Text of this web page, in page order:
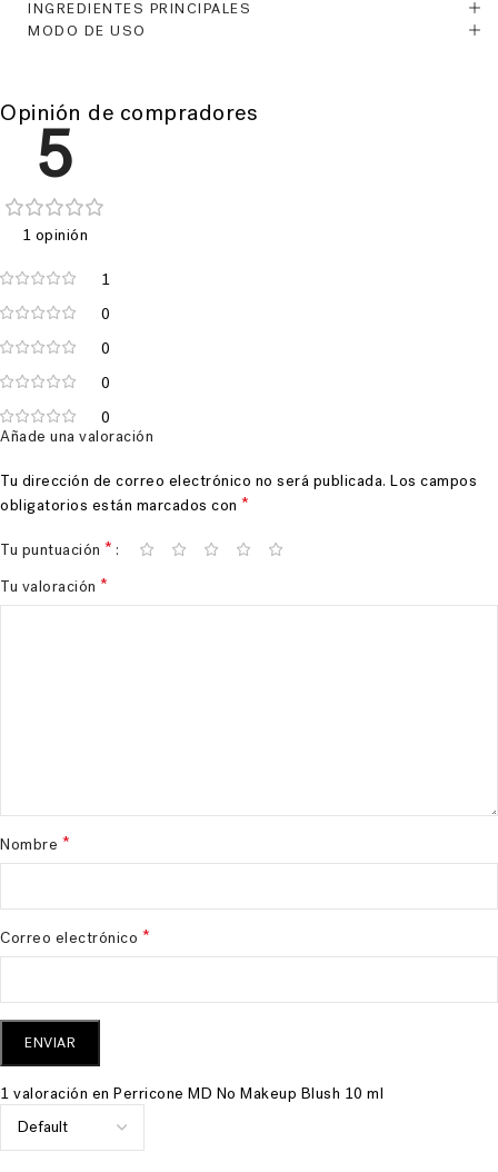
INGREDIENTES PRINCIPALES
MODO DE USO
Opinión de compradores
5
1 opinión
1
0
0
0
0
1 valoración en Perricone MD No Makeup Blush 10 ml
Añade una valoración
Tu dirección de correo electrónico no será publicada. Los campos
obligatorios están marcados con *
Tu puntuación *
Tu valoración *
Nombre *
Correo electrónico *